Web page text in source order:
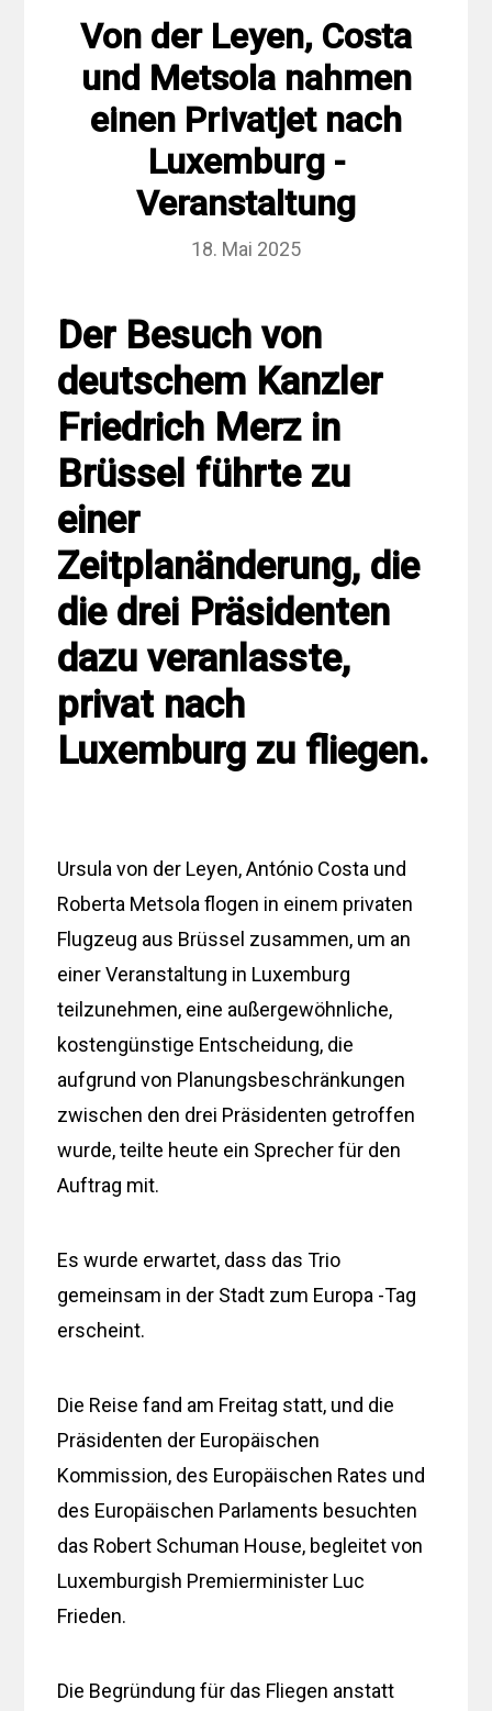
Von der Leyen, Costa
und Metsola nahmen
einen Privatjet nach
Luxemburg -
Veranstaltung
18. Mai 2025
Der Besuch von
deutschem Kanzler
Friedrich Merz in
Brüssel führte zu
einer
Zeitplanänderung, die
die drei Präsidenten
dazu veranlasste,
privat nach
Luxemburg zu fliegen.
Ursula von der Leyen, António Costa und
Roberta Metsola flogen in einem privaten
Flugzeug aus Brüssel zusammen, um an
einer Veranstaltung in Luxemburg
teilzunehmen, eine außergewöhnliche,
kostengünstige Entscheidung, die
aufgrund von Planungsbeschränkungen
zwischen den drei Präsidenten getroffen
wurde, teilte heute ein Sprecher für den
Auftrag mit.
Es wurde erwartet, dass das Trio
gemeinsam in der Stadt zum Europa -Tag
erscheint.
Die Reise fand am Freitag statt, und die
Präsidenten der Europäischen
Kommission, des Europäischen Rates und
des Europäischen Parlaments besuchten
das Robert Schuman House, begleitet von
Luxemburgish Premierminister Luc
Frieden.
Die Begründung für das Fliegen anstatt